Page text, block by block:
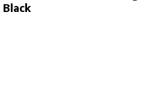
Black